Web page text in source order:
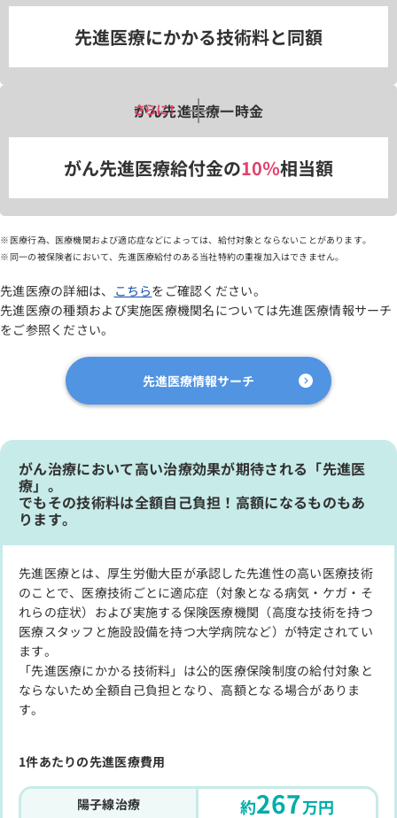
先進医療にかかる技術料と同額
がん先進医療一時金
がん先進医療給付金の10％相当額
医療行為、医療機関および適応症などによっては、給付対象とならないことがあります。
同一の被保険者において、先進医療給付のある当社特約の重複加入はできません。
先進医療の詳細は、 こちらをご確認ください。
先進医療の種類および実施医療機関名については先進医療情報サーチ
をご参照ください。
先進医療情報サーチ
がん治療において高い治療効果が期待される「先進医
療」。
でもその技術料は全額自己負担！高額になるものもあ
ります。
先進医療とは、厚生労働大臣が承認した先進性の高い医療技術
のことで、医療技術ごとに適応症（対象となる病気・ケガ・そ
れらの症状）および実施する保険医療機関（高度な技術を持つ
医療スタッフと施設設備を持つ大学病院など）が特定されてい
ます。
「先進医療にかかる技術料」は公的医療保険制度の給付対象と
ならないため全額自己負担となり、高額となる場合がありま
す。
1件あたりの先進医療費用
陽子線治療 約267万円